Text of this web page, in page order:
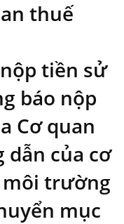
thuế
tiền sử
báo nộp
Cơ quan
của cơ
môi trường
mục